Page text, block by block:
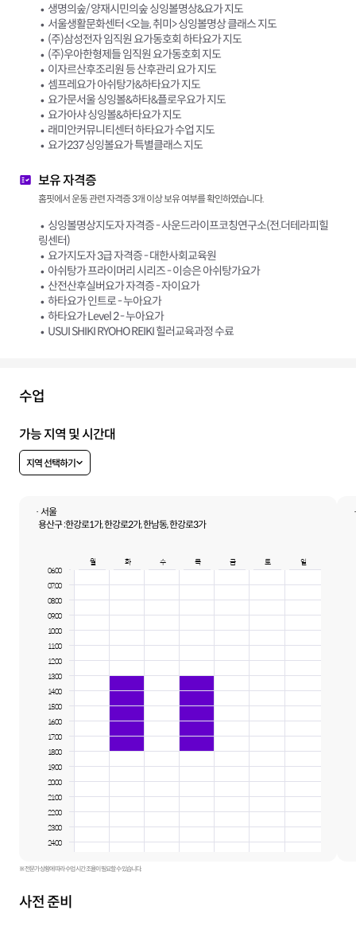
생명의숲/ 양재시민의숲 싱잉볼명상&요가 지도
서울생활문화센터 <오늘, 취미> 싱잉볼명상 클래스 지도
(주)삼성전자 임직원 요가동호회 하타요가 지도
(주)우아한형제들 임직원 요가동호회 지도
이자르산후조리원 등 산후관리 요가 지도
셈프레요가 아쉬탕가&하타요가 지도
요가문서울 싱잉볼&하타&플로우요가 지도
요가아샤 싱잉볼&하타요가 지도
래미안커뮤니티센터 하타요가 수업 지도
요가237 싱잉볼요가 특별클래스 지도
보유 자격증
홈핏에서 운동 관련 자격증 3개 이상 보유 여부를 확인하였습니다.
싱잉볼명상지도자 자격증 - 사운드라이프코칭연구소(전.더테라피힐
링센터)
요가지도자 3급 자격증 - 대한사회교육원
아쉬탕가 프라이머리 시리즈 - 이승은 아쉬탕가요가
산전산후실버요가 자격증 - 자이요가
하타요가 인트로 - 누아요가
하타요가 Level 2 - 누아요가
USUI SHIKI RYOHO REIKI 힐러교육과정 수료
수업
가능 지역 및 시간대
지역 선택하기
· 서울
용산구 :한강로1가, 한강로2가, 한남동, 한강로3가
월 화 수 목 금 토
일
06:00
07:00
08:00
09:00
10:00
11:00
12:00
13:00
14:00
15:00
16:00
17:00
18:00
19:00
20:00
21:00
22:00
23:00
24:00
※ 전문가 상황에 따라 수업 시간 조율이 필요할 수 있습니다.
사전 준비